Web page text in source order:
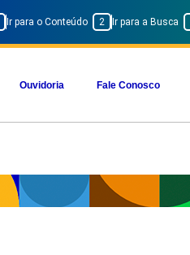
Ir para o Conteúdo 2 Ir para a Busca
Ouvidoria Fale Conosco